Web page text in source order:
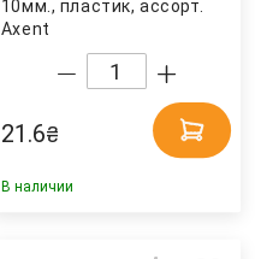
10мм., пластик, ассорт.
Axent
21.6₴
В наличии